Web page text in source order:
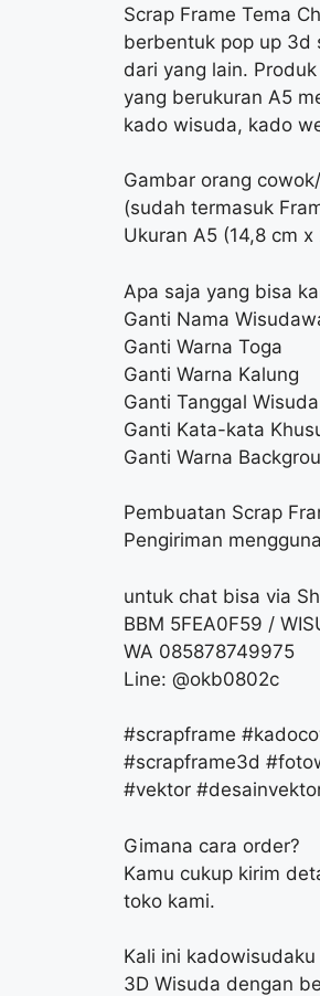
Scrap Frame Tema
berbentuk pop up 3d
dari yang lain.
yang berukuran A5
kado wisuda, kado
Gambar orang
(sudah termasuk
Ukuran A5 (14,8 cm x
Apa saja yang bisa
Ganti Nama
Ganti Warna Toga
Ganti Warna Kalung
Ganti Tanggal Wisuda
Ganti Kata-kata
Ganti Warna
Pembuatan Scrap
Pengiriman
untuk chat bisa via
BBM 5FEA0F59 /
WA 085878749975
Line: @okb0802c
#scrapframe
#scrapframe3d
#vektor
Gimana cara order?
Kamu cukup kirim
toko kami.
Kali ini
3D Wisuda dengan